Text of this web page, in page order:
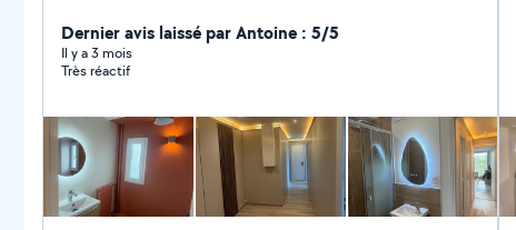
.ravalement .isolation .façade.
Dernier avis laissé par Antoine : 5/5
Il y a 3 mois
Très réactif